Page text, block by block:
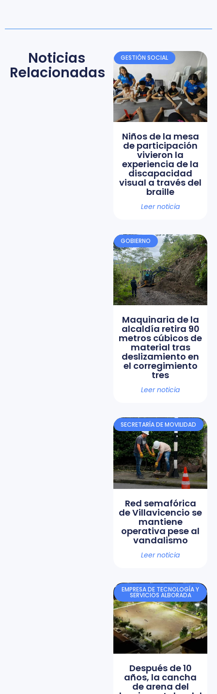
Noticias
Relacionadas
GESTIÓN SOCIAL
Niños de la mesa
de participación
vivieron la
experiencia de la
discapacidad
visual a través del
braille
Leer noticia
GOBIERNO
Maquinaria de la
alcaldía retira 90
metros cúbicos de
material tras
deslizamiento en
el corregimiento
tres
Leer noticia
SECRETARÍA DE MOVILIDAD
Red semafórica
de Villavicencio se
mantiene
operativa pese al
vandalismo
Leer noticia
EMPRESA DE TECNOLOGÍA Y
SERVICIOS ALBORADA
Después de 10
años, la cancha
de arena del